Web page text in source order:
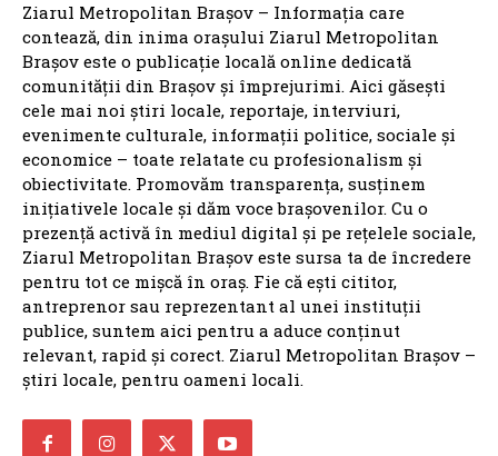
Ziarul Metropolitan Brașov – Informația care
contează, din inima orașului Ziarul Metropolitan
Brașov este o publicație locală online dedicată
comunității din Brașov și împrejurimi. Aici găsești
cele mai noi știri locale, reportaje, interviuri,
evenimente culturale, informații politice, sociale și
economice – toate relatate cu profesionalism și
obiectivitate. Promovăm transparența, susținem
inițiativele locale și dăm voce brașovenilor. Cu o
prezență activă în mediul digital și pe rețelele sociale,
Ziarul Metropolitan Brașov este sursa ta de încredere
pentru tot ce mișcă în oraș. Fie că ești cititor,
antreprenor sau reprezentant al unei instituții
publice, suntem aici pentru a aduce conținut
relevant, rapid și corect. Ziarul Metropolitan Brașov –
știri locale, pentru oameni locali.